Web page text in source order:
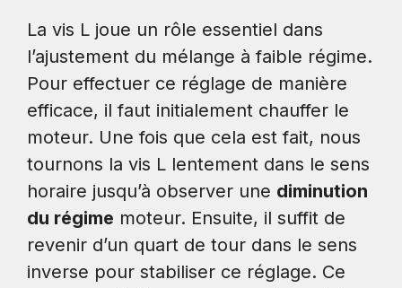
La vis L joue un rôle essentiel dans
l’ajustement du mélange à faible régime.
Pour effectuer ce réglage de manière
efficace, il faut initialement chauffer le
moteur. Une fois que cela est fait, nous
tournons la vis L lentement dans le sens
horaire jusqu’à observer une diminution
du régime moteur. Ensuite, il suffit de
revenir d’un quart de tour dans le sens
inverse pour stabiliser ce réglage. Ce